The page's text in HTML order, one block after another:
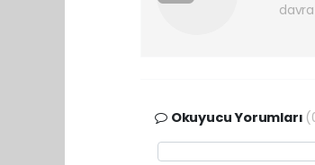
Okuyucu Yorumları